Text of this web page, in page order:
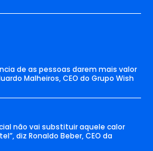
de as pessoas darem mais valor
Malheiros, CEO do Grupo Wish
não vai substituir aquele calor
diz Ronaldo Beber, CEO da